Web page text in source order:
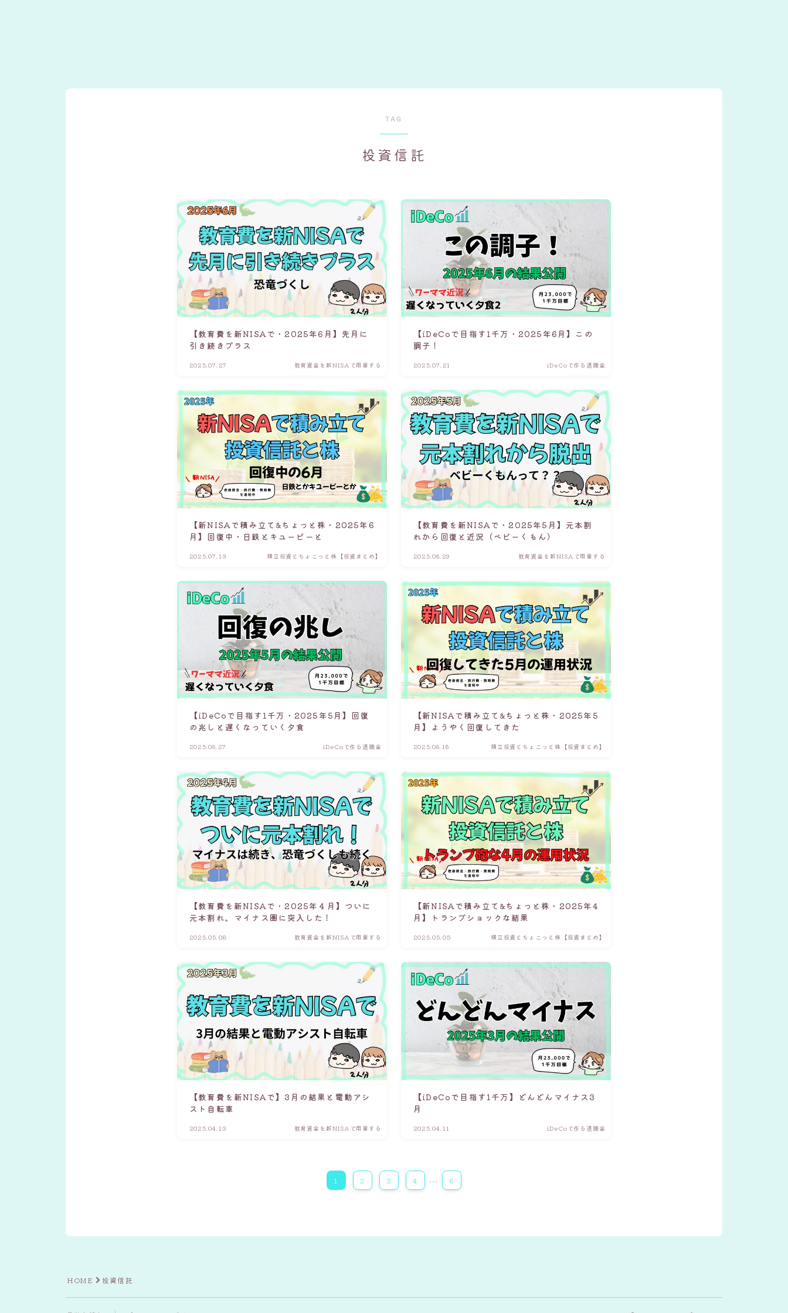
TAG
投資信託
【教育費を新NISAで・2025年6月】先月に
引き続きプラス
2025.07.27 教育資金を新NISAで用意する
【iDeCoで目指す1千万・2025年6月】この
調子！
2025.07.21 iDeCoで作る退職金
【新NISAで積み立て&ちょっと株・2025年6
月】回復中・日鉄とキユーピーと
2025.07.13 積立投資とちょこっと株【投資まとめ】
【教育費を新NISAで・2025年5月】元本割
れから回復と近況（ベビーくもん）
2025.06.29 教育資金を新NISAで用意する
【iDeCoで目指す1千万・2025年5月】回復
の兆しと遅くなっていく夕食
2025.06.27 iDeCoで作る退職金
【新NISAで積み立て&ちょっと株・2025年5
月】ようやく回復してきた
2025.06.16 積立投資とちょこっと株【投資まとめ】
【教育費を新NISAで・2025年４月】ついに
元本割れ。マイナス圏に突入した！
2025.05.08 教育資金を新NISAで用意する
【新NISAで積み立て&ちょっと株・2025年4
月】トランプショックな結果
2025.05.05 積立投資とちょこっと株【投資まとめ】
【教育費を新NISAで】3月の結果と電動アシ
スト自転車
2025.04.13 教育資金を新NISAで用意する
【iDeCoで目指す1千万】どんどんマイナス3
月
2025.04.11 iDeCoで作る退職金
1 2 3 4 … 6
HOME 投資信託